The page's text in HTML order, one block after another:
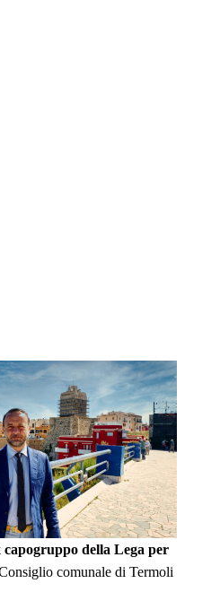
capogruppo della Lega per
comunale di Termoli